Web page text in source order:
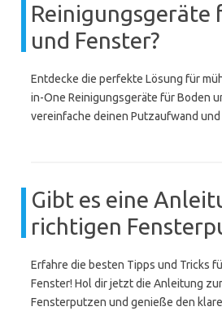
Reinigungsgeräte
und Fenster?
Entdecke die perfekte Lösung für
in-One Reinigungsgeräte für Boden
vereinfache deinen Putzaufwand und
Gibt es eine
richtigen
Erfahre die besten Tipps und Tricks
Fenster! Hol dir jetzt die Anleitung
Fensterputzen und genieße den